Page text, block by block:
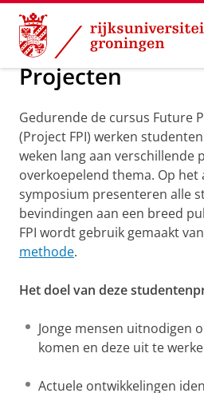
Skip
Content
Skip
Navigation
Onderzoek Projects
Projecten
Gedurende de cursus Future
(Project FPI) werken
weken lang aan verschillende
overkoepelend thema. Op het
symposium presenteren alle
bevindingen aan een breed
FPI wordt gebruik gemaakt
methode.
Het doel van deze
Jonge mensen uitnodigen
komen en deze uit te
Actuele ontwikkelingen